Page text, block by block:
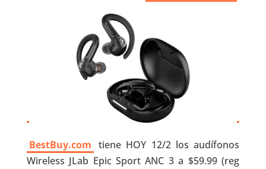
BestBuy.com tiene HOY 12/2 los audífonos
Wireless JLab Epic Sport ANC 3 a $59.99 (reg